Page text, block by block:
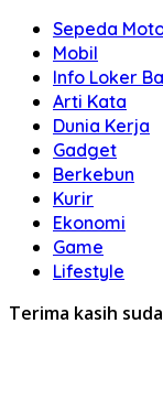
Sepeda
Mobil
Info Loker
Arti Kata
Dunia Kerja
Gadget
Berkebun
Kurir
Ekonomi
Game
Lifestyle
Terima kasih